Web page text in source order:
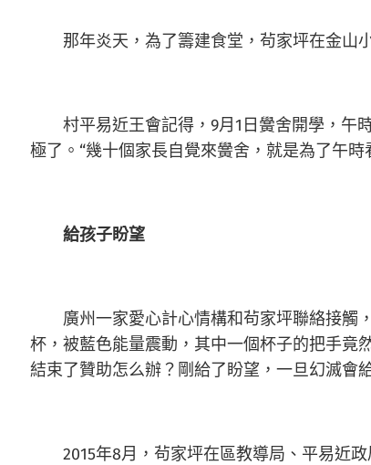
那年炎天，為了籌建食堂，茍家坪在金山小
村平易近王會記得，9月1日黌舍開學，午時
極了。“幾十個家長自覺來黌舍，就是為了午
給孩子盼望
廣州一家愛心計心情構和茍家坪聯絡接觸，
杯，被藍色能量震動，其中一個杯子的把手竟
結束了贊助怎么辦？剛給了盼望，一旦幻滅會
2015年8月，茍家坪在區教導局、平易近政